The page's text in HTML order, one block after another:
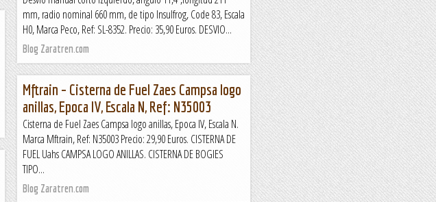
mm, radio nominal 660 mm, de tipo Insulfrog, Code 83, Escala
H0, Marca Peco, Ref: SL-8352. Precio: 35,90 Euros. DESVIO...
Blog Zaratren.com
Mftrain – Cisterna de Fuel Zaes Campsa logo
anillas, Epoca IV, Escala N, Ref: N35003
Cisterna de Fuel Zaes Campsa logo anillas, Epoca IV, Escala N.
Marca Mftrain, Ref: N35003 Precio: 29,90 Euros. CISTERNA DE
FUEL Uahs CAMPSA LOGO ANILLAS. CISTERNA DE BOGIES
TIPO...
Blog Zaratren.com